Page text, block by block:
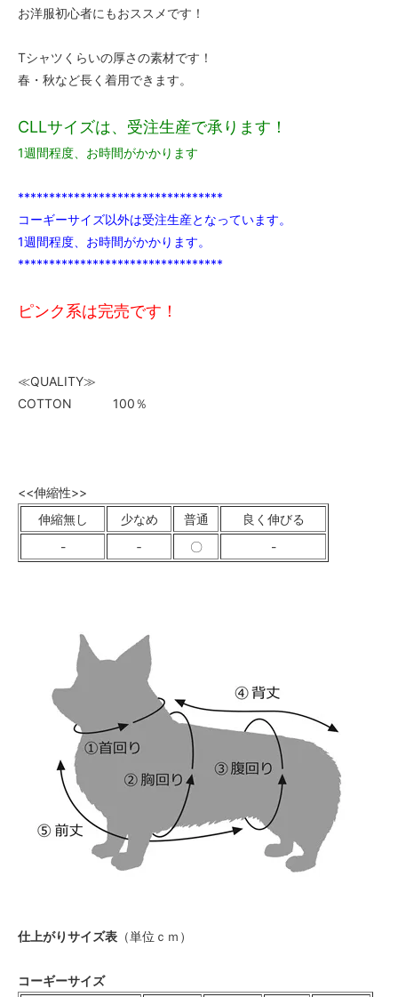
お洋服初心者にもおススメです！
Tシャツくらいの厚さの素材です！
春・秋など長く着用できます。
CLLサイズは、受注生産で承ります！
1週間程度、お時間がかかります
*********************************
コーギーサイズ以外は受注生産となっています。
1週間程度、お時間がかかります。
*********************************
ピンク系は完売です！
≪QUALITY≫
COTTON 100％
<<伸縮性>>
伸縮無し
少なめ 普通
良く伸びる
-
‐ 〇 -
仕上がりサイズ表 （単位ｃｍ）
コーギーサイズ